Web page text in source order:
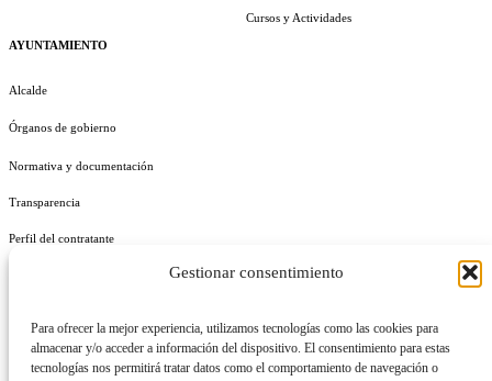
Gestionar consentimiento
Para ofrecer la mejor experiencia, utilizamos tecnologías como las cookies para
almacenar y/o acceder a información del dispositivo. El consentimiento para estas
tecnologías nos permitirá tratar datos como el comportamiento de navegación o
AYUNTAMIENTO
Alcalde
Órganos de gobierno
Normativa y documentación
Transparencia
Perfil del contratante
Cursos y Actividades